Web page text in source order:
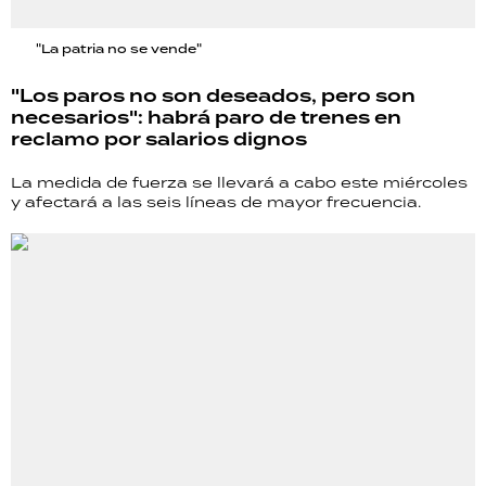
"La patria no se vende"
"Los paros no son deseados, pero son
necesarios": habrá paro de trenes en
reclamo por salarios dignos
La medida de fuerza se llevará a cabo este miércoles
y afectará a las seis líneas de mayor frecuencia.